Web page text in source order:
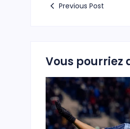
Previous Post
Vous pourriez